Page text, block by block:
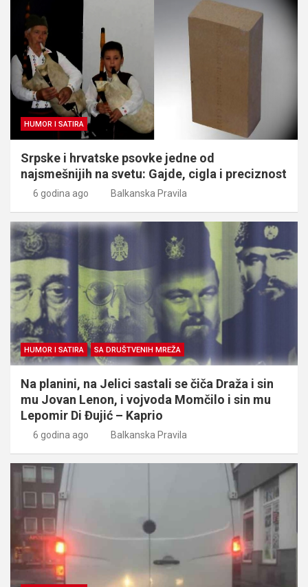
HUMOR I SATIRA
Srpske i hrvatske psovke jedne od
najsmešnijih na svetu: Gajde, cigla i preciznost
6 godina ago Balkanska Pravila
HUMOR I SATIRA SA DRUŠTVENIH MREŽA
Na planini, na Jelici sastali se čiča Draža i sin
mu Jovan Lenon, i vojvoda Momčilo i sin mu
Lepomir Di Đujić – Kaprio
6 godina ago Balkanska Pravila